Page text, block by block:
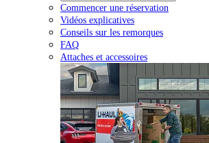
Commencer une réservation
Vidéos explicatives
Conseils sur les remorques
FAQ
Attaches et accessoires